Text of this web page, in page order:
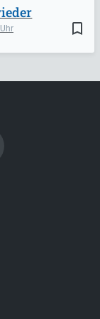
bookmark_border